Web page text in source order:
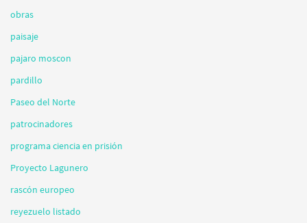
obras
paisaje
pajaro moscon
pardillo
Paseo del Norte
patrocinadores
programa ciencia en prisión
Proyecto Lagunero
rascón europeo
reyezuelo listado